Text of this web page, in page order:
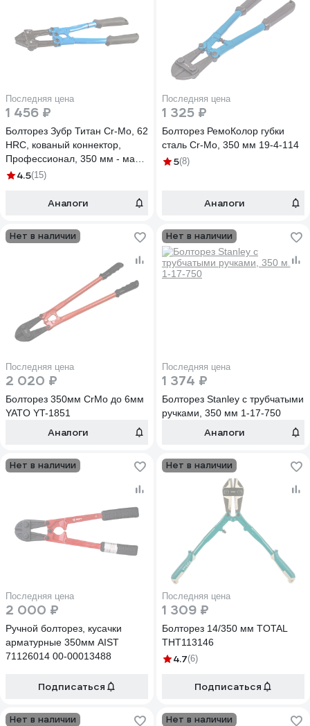
Последняя цена
1 456 ₽
Болторез Зубр Титан Cr-Mo, 62
HRC, кованый коннектор,
Профессионал, 350 мм - макс
d= 7 мм 23311-035_z02
4.5(15)
Аналоги
Последняя цена
1 325 ₽
Болторез РемоКолор губки
сталь Cr-Mo, 350 мм 19-4-114
5(8)
Аналоги
Нет в наличии
Последняя цена
2 020 ₽
Болторез 350мм CrMo до 6мм
YATO YT-1851
Аналоги
Нет в наличии
Последняя цена
1 374 ₽
Болторез Stanley с трубчатыми
ручками, 350 мм 1-17-750
Аналоги
Нет в наличии
Последняя цена
2 000 ₽
Ручной болторез, кусачки
арматурные 350мм AIST
71126014 00-00013488
Подписаться
Нет в наличии
Последняя цена
1 309 ₽
Болторез 14/350 мм TOTAL
THT113146
4.7(6)
Подписаться
Нет в наличии Нет в наличии